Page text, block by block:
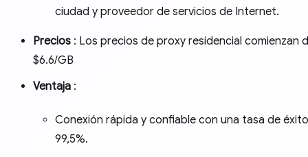
ciudad y proveedor de servicios de Internet.
Precios : Los precios de proxy residencial comienzan
$6.6/GB
Ventaja :
Conexión rápida y confiable con una tasa de
99,5%.